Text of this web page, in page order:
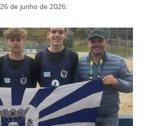
26 de junho de 2026.